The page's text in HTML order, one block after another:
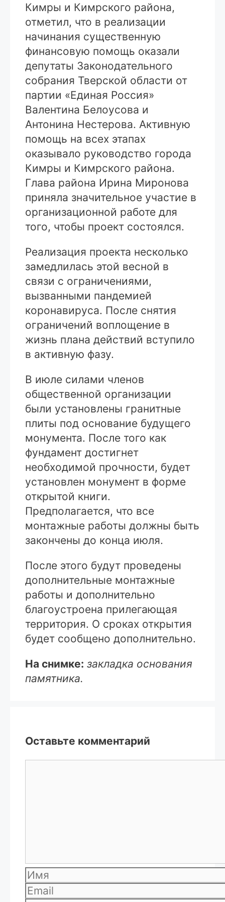
Кимры и Кимрского района,
отметил, что в реализации
начинания существенную
финансовую помощь оказали
депутаты Законодательного
собрания Тверской области от
партии «Единая Россия»
Валентина Белоусова и
Антонина Нестерова. Активную
помощь на всех этапах
оказывало руководство города
Кимры и Кимрского района.
Глава района Ирина Миронова
приняла значительное участие в
организационной работе для
того, чтобы проект состоялся.
Реализация проекта несколько
замедлилась этой весной в
связи с ограничениями,
вызванными пандемией
коронавируса. После снятия
ограничений воплощение в
жизнь плана действий вступило
в активную фазу.
В июле силами членов
общественной организации
были установлены гранитные
плиты под основание будущего
монумента. После того как
фундамент достигнет
необходимой прочности, будет
установлен монумент в форме
открытой книги.
Предполагается, что все
монтажные работы должны быть
закончены до конца июля.
После этого будут проведены
дополнительные монтажные
работы и дополнительно
благоустроена прилегающая
территория. О сроках открытия
будет сообщено дополнительно.
На снимке: закладка основания
памятника.
Оставьте комментарий
Имя
Email